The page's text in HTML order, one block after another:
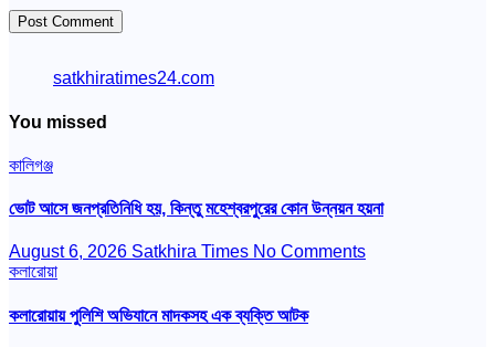
satkhiratimes24.com
You missed
কালিগঞ্জ
ভোট আসে জনপ্রতিনিধি হয়, কিন্তু মহেশ্বরপুরের কোন উন্নয়ন হয়না
August 6, 2026 Satkhira Times No Comments
কলারোয়া
কলারোয়ায় পুলিশি অভিযানে মাদকসহ এক ব্যক্তি আটক